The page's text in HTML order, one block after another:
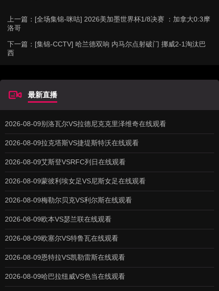
上一篇： [全场集锦-咪咕] 2026美加墨世界杯1/8决赛 ：加拿大0:3摩
洛哥
下一篇： [集锦-CCTV] 哈兰德双响 内马尔点射破门 挪威2-1淘汰巴
西
最新直播
2026-08-09别洛瓦尔VS拉德尼克克里泽维奇在线观看
2026-08-09拉克塔斯VS捷堤斯特沃在线观看
2026-08-09艾斯登VSRFC列日在线观看
2026-08-09蒙彼利埃女足VS尼斯女足在线观看
2026-08-09梅勒尔贝克VS利尔斯在线观看
2026-08-09欧本VS瑟兰联在线观看
2026-08-09欧塞尔VS特鲁瓦在线观看
2026-08-09恩特拉VS凯勒雷斯在线观看
2026-08-09哈巴拉纽威VS色当在线观看